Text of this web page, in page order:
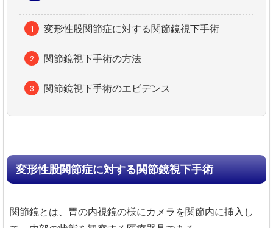
変形性股関節症に対する関節鏡視下手術
関節鏡視下手術の方法
関節鏡視下手術のエビデンス
変形性股関節症に対する関節鏡視下手術
関節鏡とは、胃の内視鏡の様にカメラを関節内に挿入し